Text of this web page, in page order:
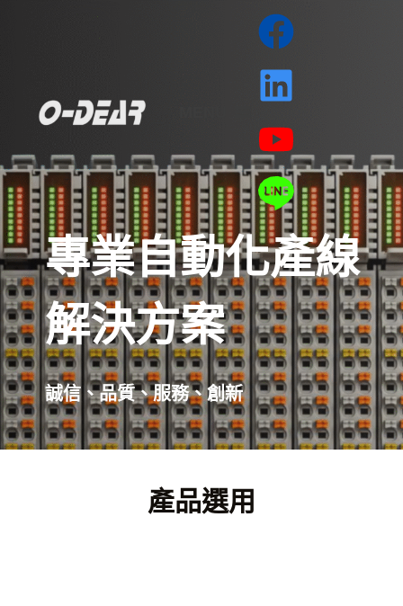
專業自動化產線
解決方案
誠信、品質、服務、創新
產品選用